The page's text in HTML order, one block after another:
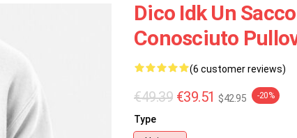
Dico Idk Un
Conosciuto
(6 customer reviews)
€49.39 €39.51 $42.95 -20%
Type